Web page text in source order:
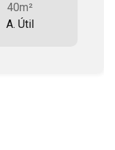
40m²
A. Útil